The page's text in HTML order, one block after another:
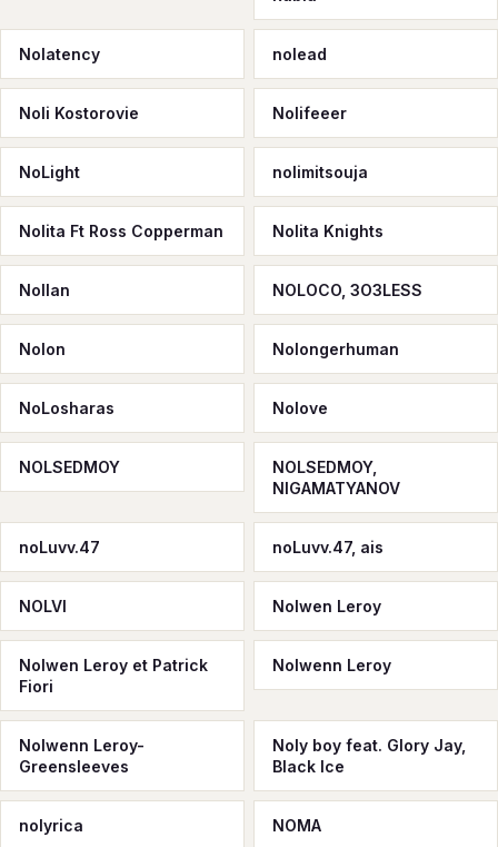
Nolatency nolead
Noli Kostorovie Nolifeeer
NoLight nolimitsouja
Nolita Ft Ross Copperman Nolita Knights
Nollan NOLOCO, 3O3LESS
Nolon Nolongerhuman
NoLosharas Nolove
NOLSEDMOY
NOLSEDMOY,
NIGAMATYANOV
noLuvv.47 noLuvv.47, ais
NOLVI Nolwen Leroy
Nolwen Leroy et Patrick
Fiori
Nolwenn Leroy
Nolwenn Leroy-
Greensleeves
Noly boy feat. Glory Jay,
Black Ice
nolyrica NOMA